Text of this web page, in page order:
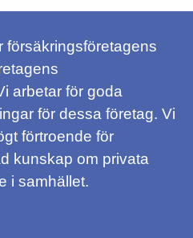
försäkringsföretagens
arbetar för goda
för dessa företag. Vi
förtroende för
kunskap om privata
i samhället.